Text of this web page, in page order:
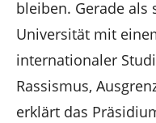
bleiben. Gerade als
Universität mit
internationaler
Rassismus,
erklärt das